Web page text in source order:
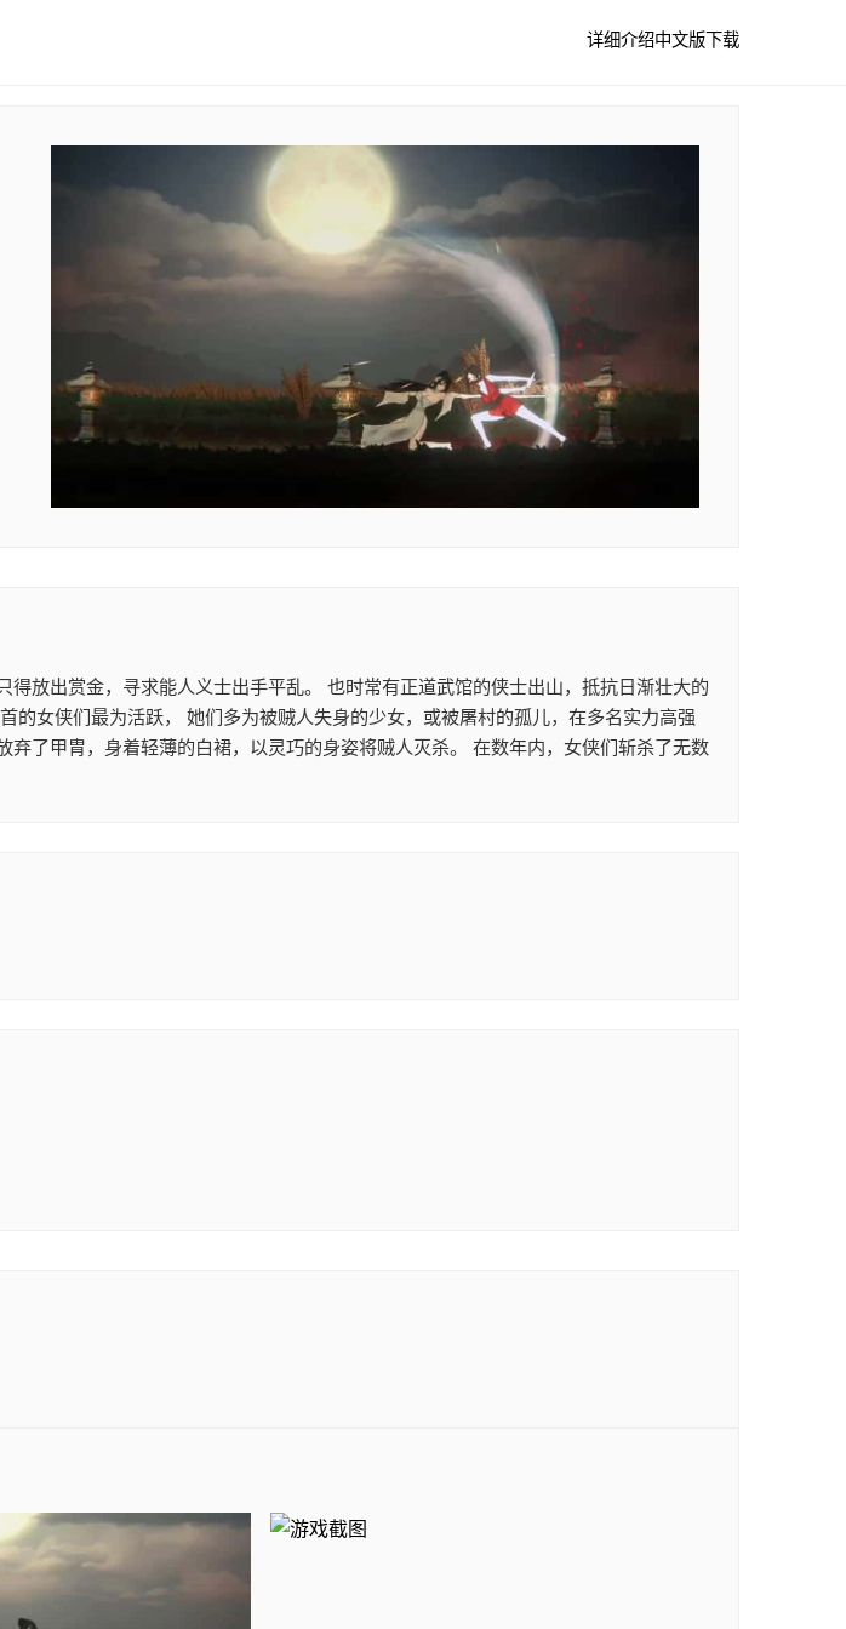
详细介绍中文版下载
放出赏金，寻求能人义士出手平乱。 也时常有正道武馆的侠士出山，抵抗日渐壮大的
女侠们最为活跃， 她们多为被贼人失身的少女，或被屠村的孤儿，在多名实力高强
了甲胄，身着轻薄的白裙，以灵巧的身姿将贼人灭杀。 在数年内，女侠们斩杀了无数